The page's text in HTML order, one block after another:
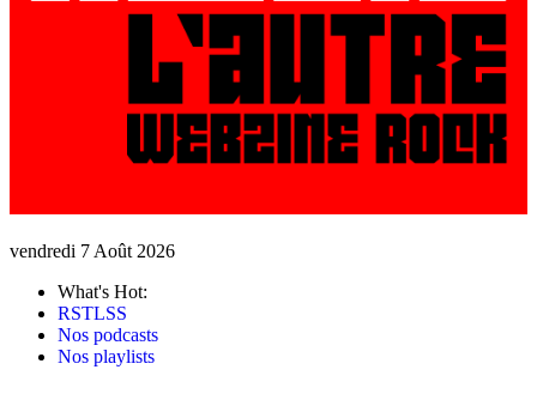
vendredi 7 Août 2026
What's Hot:
RSTLSS
Nos podcasts
Nos playlists